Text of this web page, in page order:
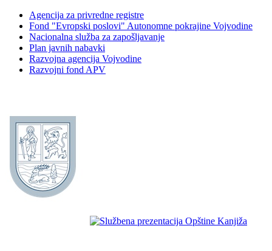
Agencija za privredne registre
Fond "Evropski poslovi" Autonomne pokrajine Vojvodine
Nacionalna služba za zapošljavanje
Plan javnih nabavki
Razvojna agencija Vojvodine
Razvojni fond APV